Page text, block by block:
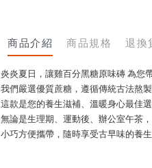
商品介紹 商品規格 退換
炎炎夏日，讓雞百分黑糖原味磚 為您
我們嚴選優質蔗糖，遵循傳統古法熬
這款是您的養生滋補、溫暖身心最佳選
無論是生理期、運動後、辦公室午茶
小巧方便攜帶，隨時享受古早味的養